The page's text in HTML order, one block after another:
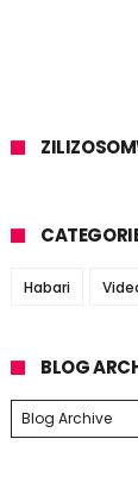
Habari
BLOG